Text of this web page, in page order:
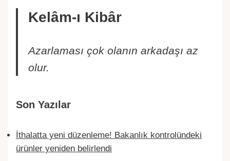
Kelâm-ı Kibâr
Azarlaması çok olanın arkadaşı az
olur.
Son Yazılar
İthalatta yeni düzenleme! Bakanlık kontrolündeki
ürünler yeniden belirlendi